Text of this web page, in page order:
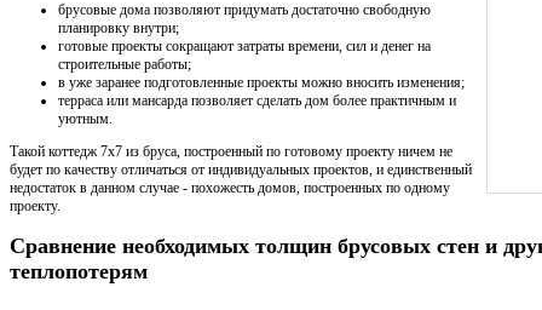
брусовые дома позволяют придумать достаточно свободную
планировку внутри;
готовые проекты сокращают затраты времени, сил и денег на
строительные работы;
в уже заранее подготовленные проекты можно вносить изменения;
терраса или мансарда позволяет сделать дом более практичным и
уютным.
Такой коттедж 7х7 из бруса, построенный по готовому проекту ничем не
будет по качеству отличаться от индивидуальных проектов, и единственный
недостаток в данном случае - похожесть домов, построенных по одному
проекту.
Сравнение необходимых толщин брусовых стен и
теплопотерям